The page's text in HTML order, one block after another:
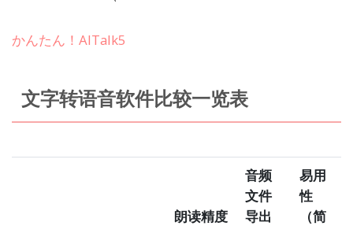
かんたん！AITalk5
文字转语音软件比较一览表
朗读精度
音频
文件
导出
易用
性
（简